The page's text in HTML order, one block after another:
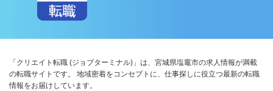
「クリエイト転職 (ジョブターミナル)」は、宮城県塩竈市の求人情報が満載
の転職サイトです。 地域密着をコンセプトに、仕事探しに役立つ最新の転職
情報をお届けしています。